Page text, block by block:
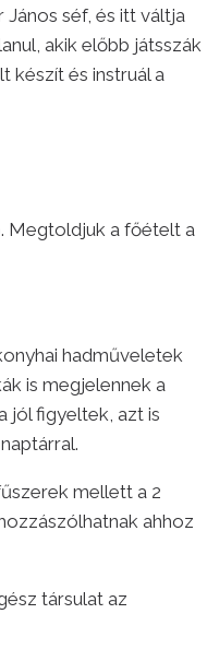
séf, és itt váltja
akik előbb játsszák
készít és instruál a
Megtoldjuk a főételt a
hadműveletek
is megjelennek a
jól figyeltek, azt is
mellett a 2
ahhoz
társulat az